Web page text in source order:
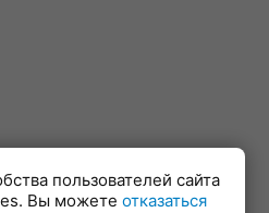
пользователей сайта
Вы можете отказаться